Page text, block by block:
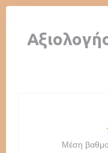
Πίνακας διαχείρισης
Μέση